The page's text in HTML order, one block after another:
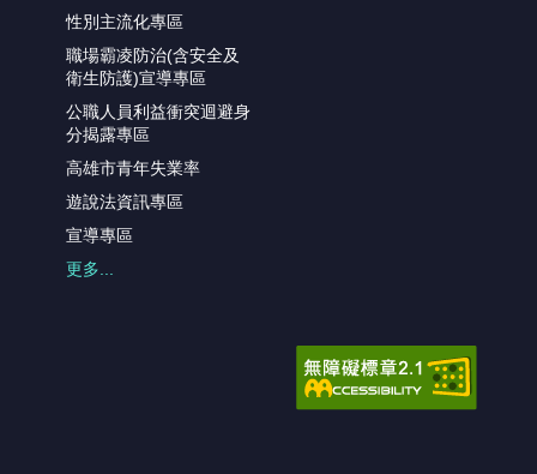
性別主流化專區
職場霸凌防治(含安全及
衛生防護)宣導專區
公職人員利益衝突迴避身
分揭露專區
高雄市青年失業率
遊說法資訊專區
宣導專區
更多...